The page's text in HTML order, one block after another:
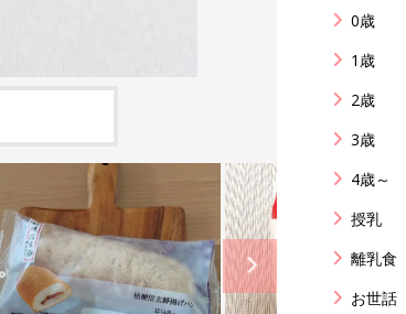
0歳
1歳
2歳
3歳
4歳～
授乳
離乳食
お世話